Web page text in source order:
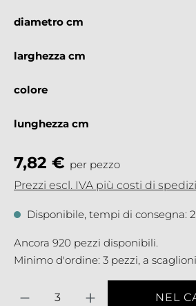
7,82 € per pezzo
Prezzi escl. IVA più costi di
Disponibile, tempi di consegna:
Ancora 920 pezzi disponibili.
Minimo d'ordine: 3 pezzi, a
diametro cm
larghezza cm
colore
lunghezza cm
NEL